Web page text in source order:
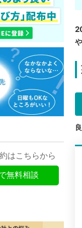
はこちらから
無料相談